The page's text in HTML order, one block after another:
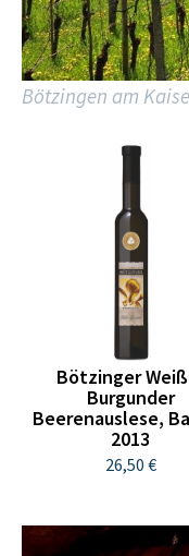
Bötzingen am
Bötzinger
Burgunder
Beerenauslese,
2013
26,50 €